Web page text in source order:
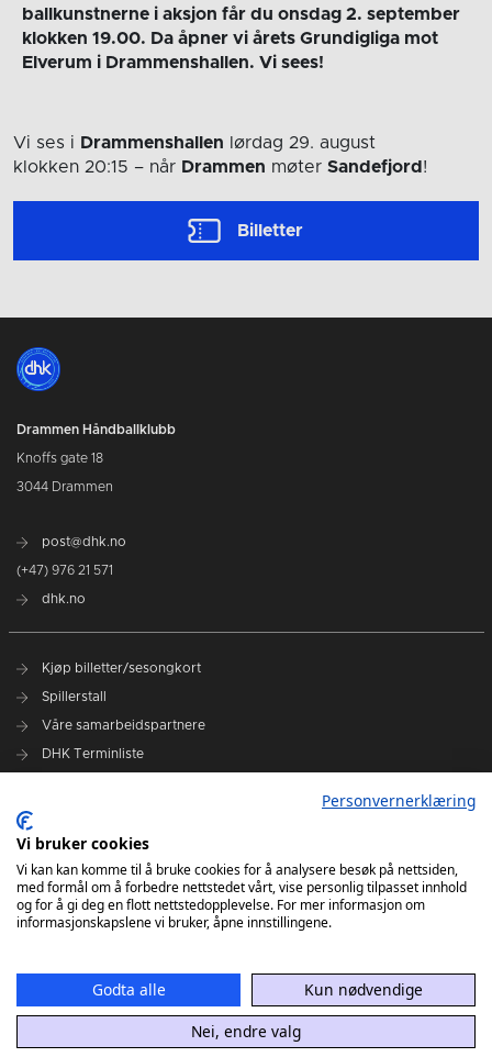
ballkunstnerne i aksjon får du onsdag 2. september
klokken 19.00. Da åpner vi årets Grundigliga mot
Elverum i Drammenshallen. Vi sees!
Vi ses i Drammenshallen lørdag 29. august
klokken 20:15 – når Drammen møter Sandefjord !
Billetter
Drammen Håndballklubb
Knoffs gate 18
3044 Drammen
post@dhk.no
(+47) 976 21 571
dhk.no
Kjøp billetter/sesongkort
Spillerstall
Våre samarbeidspartnere
DHK Terminliste
DHK på Instagram
DHK på TikTok
Personvernerklæring
Vi bruker cookies
Vi kan kan komme til å bruke cookies for å analysere besøk på nettsiden,
med formål om å forbedre nettstedet vårt, vise personlig tilpasset innhold
og for å gi deg en flott nettstedopplevelse. For mer informasjon om
informasjonskapslene vi bruker, åpne innstillingene.
Godta alle
Kun nødvendige
Nei, endre valg